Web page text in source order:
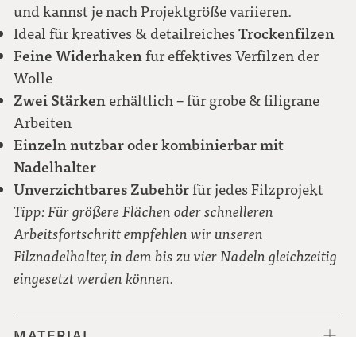
und kannst je nach Projektgröße variieren.
Ideal für kreatives & detailreichesTrockenfilzen
Feine Widerhakenfür effektives Verfilzen der
Wolle
Zwei Stärken erhältlich – für grobe & filigrane
Arbeiten
Einzeln nutzbar oder kombinierbar mit
Nadelhalter
Unverzichtbares Zubehörfür jedes Filzprojekt
Tipp: Für größere Flächen oder schnelleren
Arbeitsfortschritt empfehlen wir unseren
Filznadelhalter, in dem bis zu vier Nadeln gleichzeitig
eingesetzt werden können.